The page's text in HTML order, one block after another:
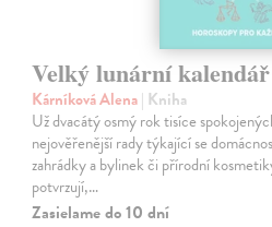
Velký lunární
Kárníková Alena| Kniha
Už dvacátý osmý rok tisíce
nejověřenější rady týkající se
zahrádky a bylinek či přírodní
potvrzují,…
Zasielame do 10 dní